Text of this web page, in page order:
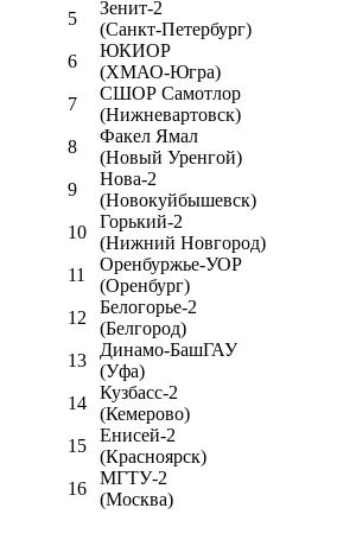
5
Зенит-2
(Санкт-Петербург)
6
ЮКИОР
(ХМАО-Югра)
7
СШОР Самотлор
(Нижневартовск)
8
Факел Ямал
(Новый Уренгой)
9
Нова-2
(Новокуйбышевск)
10
Горький-2
(Нижний Новгород)
11
Оренбуржье-УОР
(Оренбург)
12
Белогорье-2
(Белгород)
13
Динамо-БашГАУ
(Уфа)
14
Кузбасс-2
(Кемерово)
15
Енисей-2
(Красноярск)
16
МГТУ-2
(Москва)